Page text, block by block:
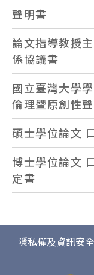
聲明書
論文指導教授
係協議書
國立臺灣大學
倫理暨原創性
碩士學位論文
博士學位論文
定書
隱私權及資訊安